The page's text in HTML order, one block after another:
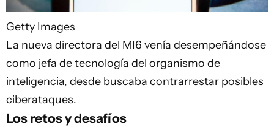
Getty Images
La nueva directora del MI6 venía desempeñándose
como jefa de tecnología del organismo de
inteligencia, desde buscaba contrarrestar posibles
ciberataques.
Los retos y desafíos